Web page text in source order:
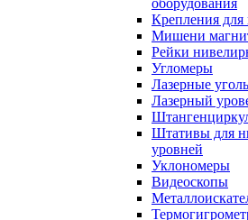
оборудования
Крепления для
Мишени
Рейки
Угломеры
Лазерные
Лазерный
Штативы для
уровней
Уклономеры
Видеоскопы